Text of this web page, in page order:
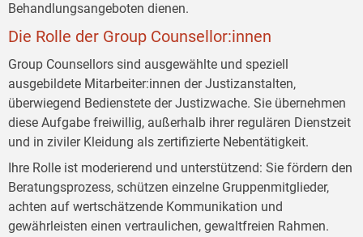
Behandlungsangeboten dienen.
Die Rolle der Group Counsellor:innen
Group Counsellors sind ausgewählte und speziell
ausgebildete Mitarbeiter:innen der Justizanstalten,
überwiegend Bedienstete der Justizwache. Sie übernehmen
diese Aufgabe freiwillig, außerhalb ihrer regulären Dienstzeit
und in ziviler Kleidung als zertifizierte Nebentätigkeit.
Ihre Rolle ist moderierend und unterstützend: Sie fördern den
Beratungsprozess, schützen einzelne Gruppenmitglieder,
achten auf wertschätzende Kommunikation und
gewährleisten einen vertraulichen, gewaltfreien Rahmen.